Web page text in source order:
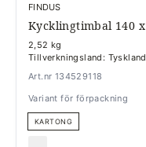
FINDUS
Kycklingtimbal 140
2,52 kg
Tillverkningsland: Tyskland
Art.nr 134529118
Variant för förpackning
KARTONG